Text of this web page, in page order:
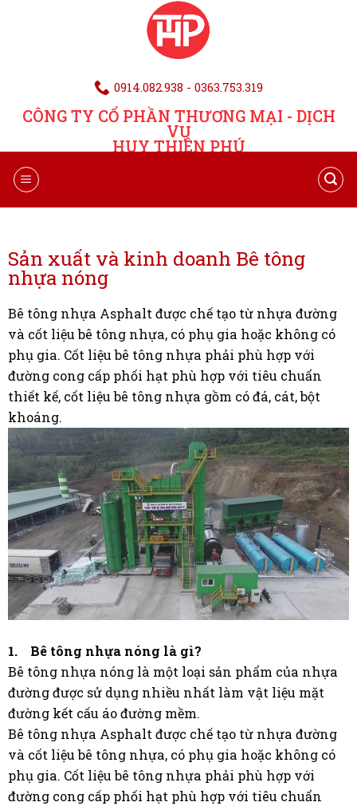
0914.082.938 - 0363.753.319
CÔNG TY CỔ PHẦN THƯƠNG MẠI - DỊCH
VỤ
HUY THIÊN PHÚ
Sản xuất và kinh doanh Bê tông
nhựa nóng
Bê tông nhựa Asphalt được chế tạo từ nhựa đường
và cốt liệu bê tông nhựa, có phụ gia hoặc không có
phụ gia. Cốt liệu bê tông nhựa phải phù hợp với
đường cong cấp phối hạt phù hợp với tiêu chuẩn
thiết kế, cốt liệu bê tông nhựa gồm có đá, cát, bột
khoáng.
1. Bê tông nhựa nóng là gì?
Bê tông nhựa nóng là một loại sản phẩm của nhựa
đường được sử dụng nhiều nhất làm vật liệu mặt
đường kết cấu áo đường mềm.
Bê tông nhựa Asphalt được chế tạo từ nhựa đường
và cốt liệu bê tông nhựa, có phụ gia hoặc không có
phụ gia. Cốt liệu bê tông nhựa phải phù hợp với
đường cong cấp phối hạt phù hợp với tiêu chuẩn